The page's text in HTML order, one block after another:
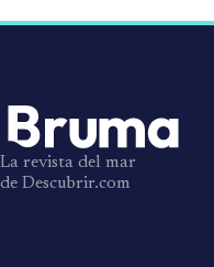
La revista del mar
de Descubrir.com